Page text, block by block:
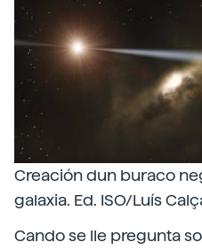
Creación dun buraco
galaxia. Ed. ISO/Luís
Cando se lle pregunta